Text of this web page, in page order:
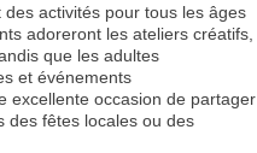
des activités pour tous les âges
adoreront les ateliers créatifs,
que les adultes
et événements
excellente occasion de partager
des fêtes locales ou des